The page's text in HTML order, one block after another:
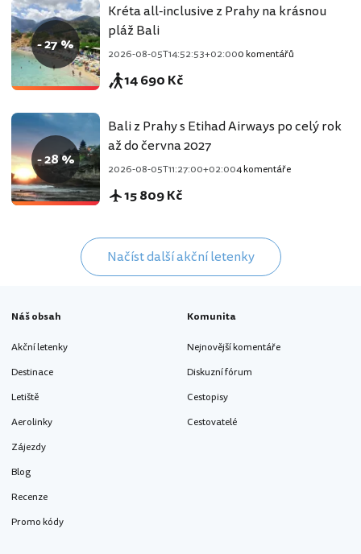
- 27 %
Kréta all-inclusive z Prahy na krásnou
pláž Bali
2026-08-05T14:52:53+02:000 komentářů
14 690 Kč
- 28 %
Bali z Prahy s Etihad Airways po celý rok
až do června 2027
2026-08-05T11:27:00+02:004 komentáře
15 809 Kč
Načíst další akční letenky
Náš obsah
Akční letenky
Destinace
Letiště
Aerolinky
Zájezdy
Blog
Recenze
Promo kódy
Komunita
Nejnovější komentáře
Diskuzní fórum
Cestopisy
Cestovatelé